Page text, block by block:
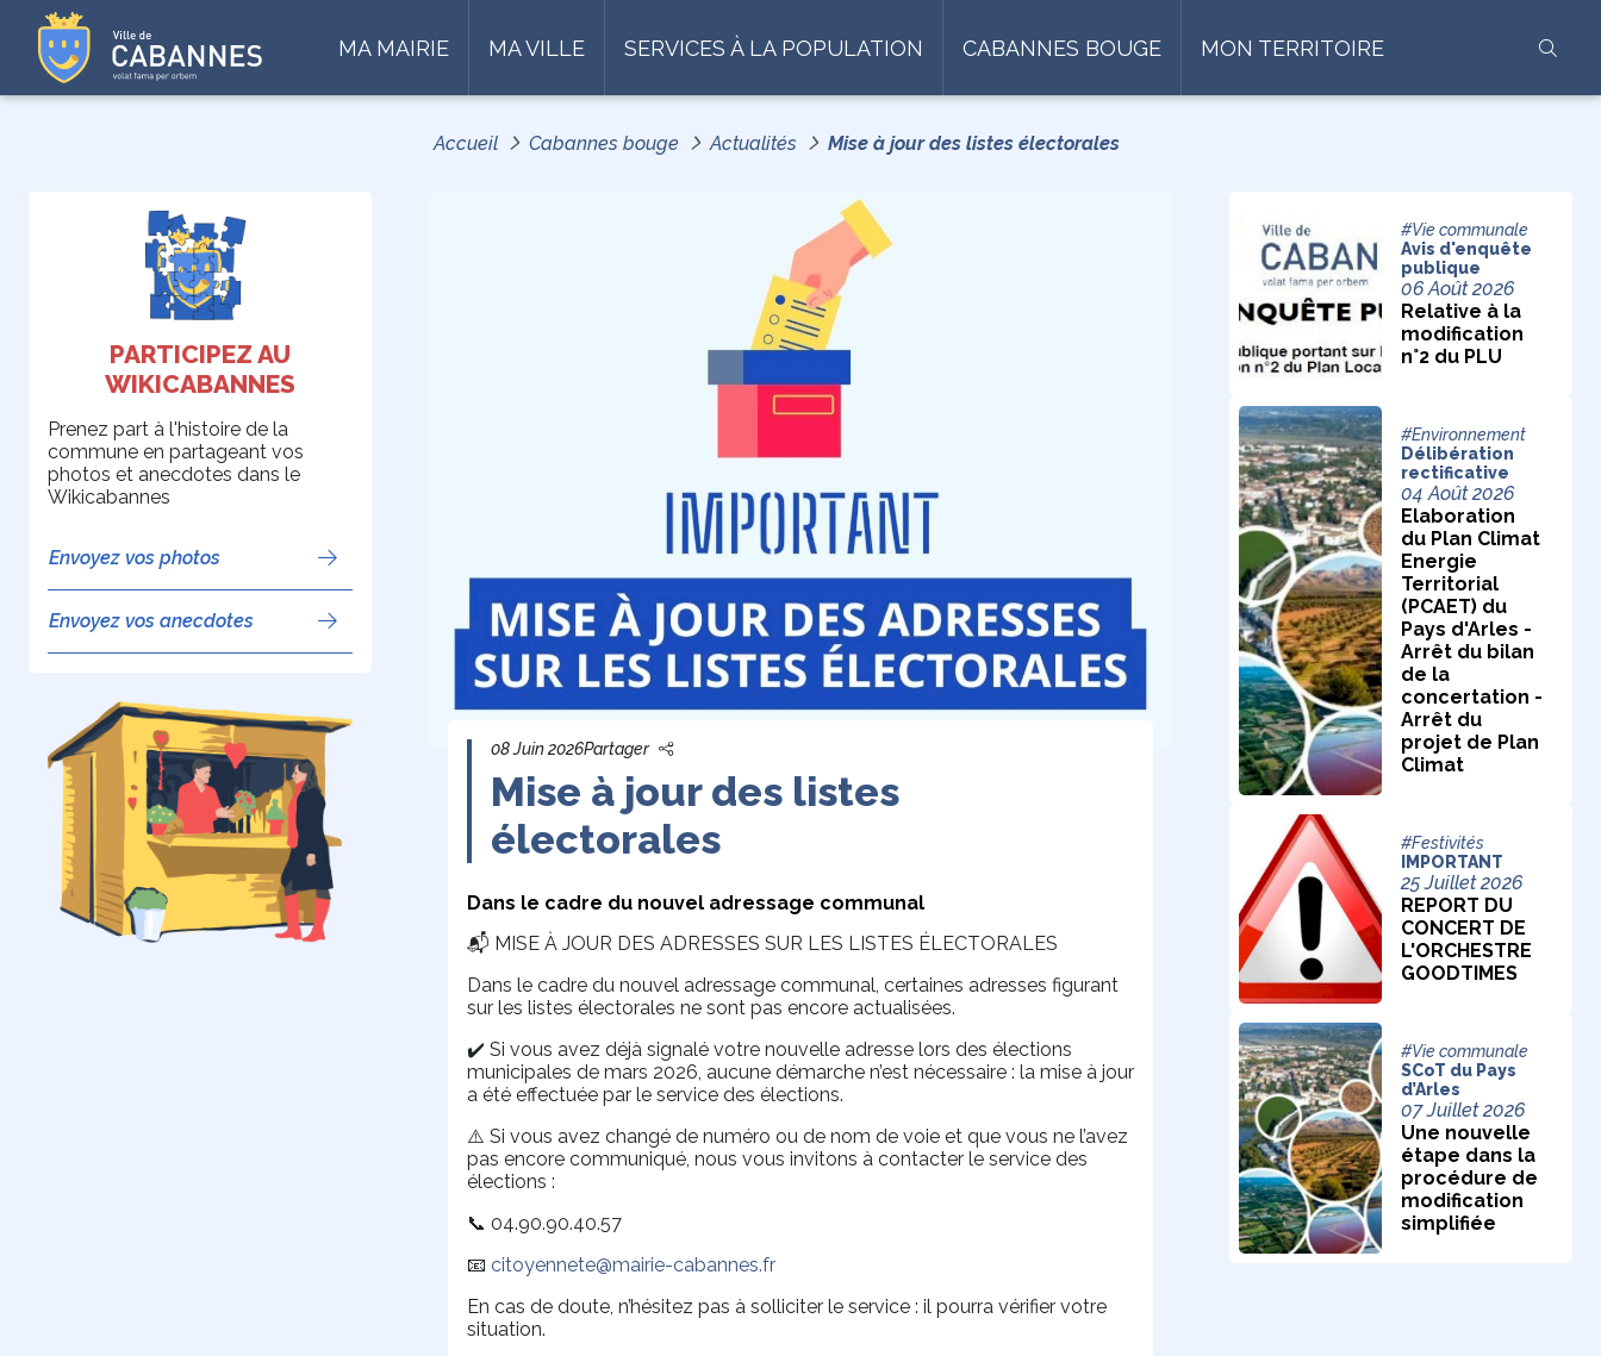
MA MAIRIE MA VILLE SERVICES À LA POPULATION CABANNES BOUGE MON TERRITOIRE
Accueil Cabannes bouge Actualités Mise à jour des listes électorales
PARTICIPEZ AU
WIKICABANNES
Prenez part à l'histoire de la
commune en partageant vos
photos et anecdotes dans le
Wikicabannes
Envoyez vos photos
Envoyez vos anecdotes
08 Juin 2026Partager
Mise à jour des listes
électorales
Dans le cadre du nouvel adressage communal
📬 MISE À JOUR DES ADRESSES SUR LES LISTES ÉLECTORALES
Dans le cadre du nouvel adressage communal, certaines adresses figurant
sur les listes électorales ne sont pas encore actualisées.
✔️ Si vous avez déjà signalé votre nouvelle adresse lors des élections
municipales de mars 2026, aucune démarche n’est nécessaire : la mise à jour
a été effectuée par le service des élections.
⚠️ Si vous avez changé de numéro ou de nom de voie et que vous ne l’avez
pas encore communiqué, nous vous invitons à contacter le service des
élections :
📞 04.90.90.40.57
📧 citoyennete@mairie-cabannes.fr
En cas de doute, n’hésitez pas à solliciter le service : il pourra vérifier votre
situation.
#Vie communale
Avis d'enquête
publique
06 Août 2026
Relative à la
modification
n°2 du PLU
#Environnement
Délibération
rectificative
04 Août 2026
Elaboration
du Plan Climat
Energie
Territorial
(PCAET) du
Pays d'Arles -
Arrêt du bilan
de la
concertation -
Arrêt du
projet de Plan
Climat
#Festivités
IMPORTANT
25 Juillet 2026
REPORT DU
CONCERT DE
L'ORCHESTRE
GOODTIMES
#Vie communale
SCoT du Pays
d’Arles
07 Juillet 2026
Une nouvelle
étape dans la
procédure de
modification
simplifiée